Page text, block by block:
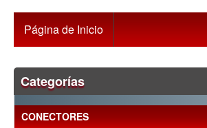
Página de Inicio
Categorías
CONECTORES